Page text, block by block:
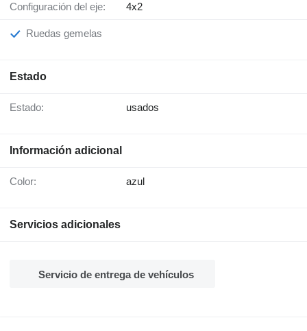
Configuración del eje: 4x2
Ruedas gemelas
Estado
Estado: usados
Información adicional
Color: azul
Servicios adicionales
Servicio de entrega de vehículos